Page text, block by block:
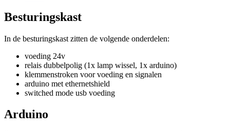
Besturingskast
In de besturingskast zitten de volgende onderdelen:
voeding 24v
relais dubbelpolig (1x lamp wissel, 1x arduino)
klemmenstroken voor voeding en signalen
arduino met ethernetshield
switched mode usb voeding
Arduino